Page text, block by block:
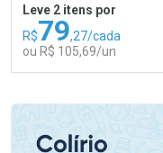
Leve 2 itens por
R$79,27/cada
ou R$ 105,69/un